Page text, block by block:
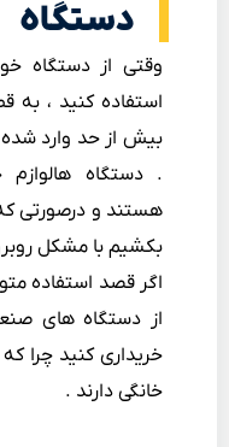
دستگاه
وقتی از دستگاه
استفاده کنید ، به
بیش از حد وارد
. دستگاه هالوازم
هستند و درصورتی که
بکشیم با مشکل
اگر قصد استفاده
از دستگاه های
خریداری کنید چرا
خانگی دارند .